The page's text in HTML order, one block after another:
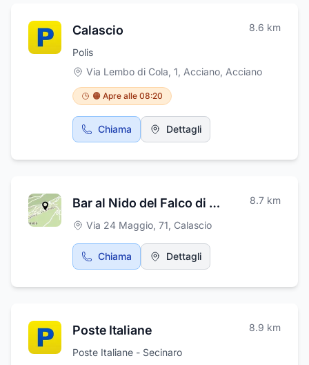
Calascio 8.6 km
Polis
Via Lembo di Cola, 1, Acciano, Acciano
🟠 Apre alle 08:20
Chiama Dettagli
Bar al Nido del Falco di Angelosante Bruno Osvaldo 8.7 km
Via 24 Maggio, 71, Calascio
Chiama Dettagli
Poste Italiane 8.9 km
Poste Italiane - Secinaro